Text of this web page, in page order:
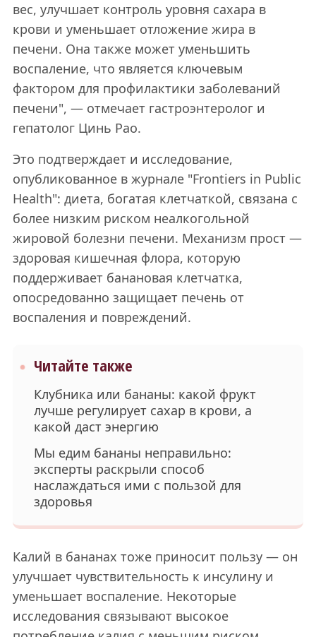
вес, улучшает контроль уровня сахара в
крови и уменьшает отложение жира в
печени. Она также может уменьшить
воспаление, что является ключевым
фактором для профилактики заболеваний
печени", — отмечает гастроэнтеролог и
гепатолог Цинь Рао.
Это подтверждает и исследование,
опубликованное в журнале "Frontiers in Public
Health": диета, богатая клетчаткой, связана с
более низким риском неалкогольной
жировой болезни печени. Механизм прост —
здоровая кишечная флора, которую
поддерживает банановая клетчатка,
опосредованно защищает печень от
воспаления и повреждений.
Читайте также
Клубника или бананы: какой фрукт
лучше регулирует сахар в крови, а
какой даст энергию
Мы едим бананы неправильно:
эксперты раскрыли способ
наслаждаться ими с пользой для
здоровья
Калий в бананах тоже приносит пользу — он
улучшает чувствительность к инсулину и
уменьшает воспаление. Некоторые
исследования связывают высокое